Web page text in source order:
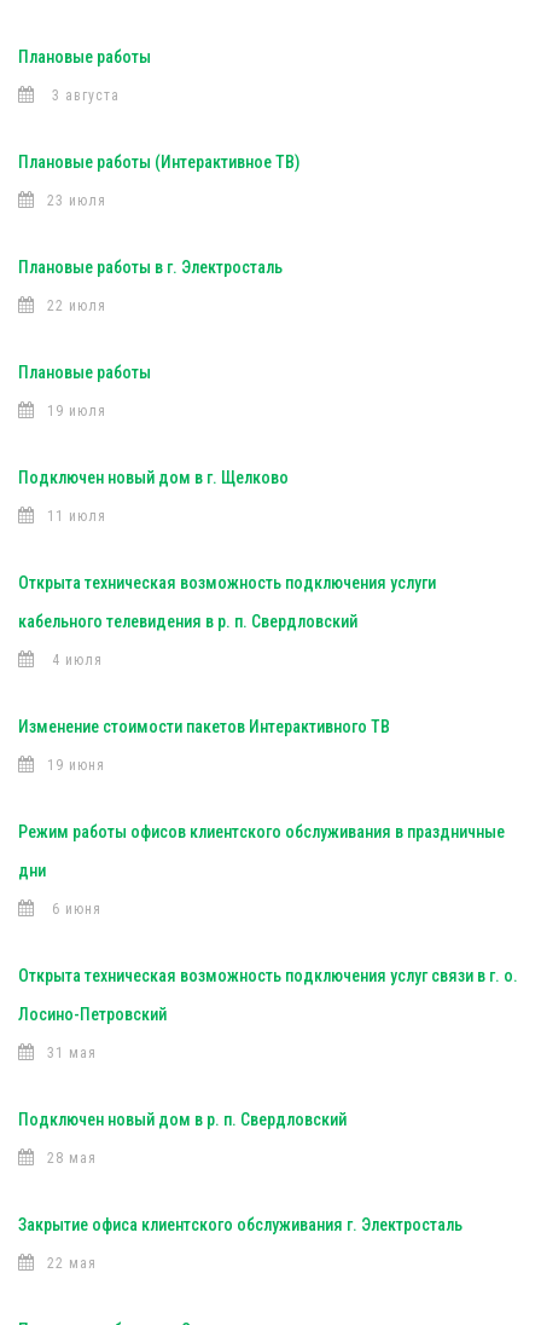
Плановые работы
3 августа
Плановые работы (Интерактивное ТВ)
23 июля
Плановые работы в г. Электросталь
22 июля
Плановые работы
19 июля
Подключен новый дом в г. Щелково
11 июля
Открыта техническая возможность подключения услуги
кабельного телевидения в р. п. Свердловский
4 июля
Изменение стоимости пакетов Интерактивного ТВ
19 июня
Режим работы офисов клиентского обслуживания в праздничные
дни
6 июня
Открыта техническая возможность подключения услуг связи в г. о.
Лосино-Петровский
31 мая
Подключен новый дом в р. п. Свердловский
28 мая
Закрытие офиса клиентского обслуживания г. Электросталь
22 мая